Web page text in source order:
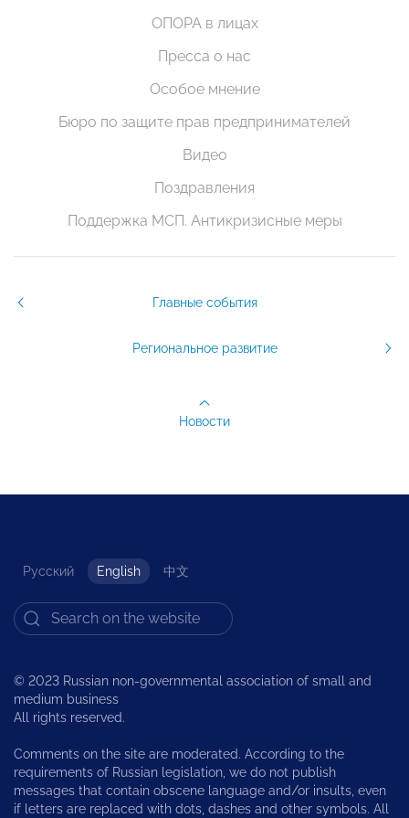
ОПОРА в лицах
Пресса о нас
Особое мнение
Бюро по защите прав предпринимателей
Видео
Поздравления
Поддержка МСП. Антикризисные меры
Главные события
Региональное развитие
Новости
Русский English 中文
© 2023 Russian non-governmental association of small and
medium business
All rights reserved.
Comments on the site are moderated. According to the
requirements of Russian legislation, we do not publish
messages that contain obscene language and/or insults, even
if letters are replaced with dots, dashes and other symbols. All